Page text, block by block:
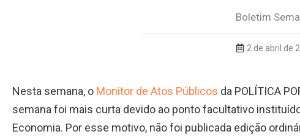
Boletim
2 de abril de
Nesta semana, o Monitor de Atos Públicos da POLÍTICA
semana foi mais curta devido ao ponto facultativo
Economia. Por esse motivo, não foi publicada edição